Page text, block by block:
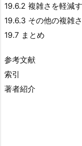
19.6.2 複雑さを軽減
19.6.3 その他の複雑さ
19.7 まとめ
参考文献
索引
著者紹介